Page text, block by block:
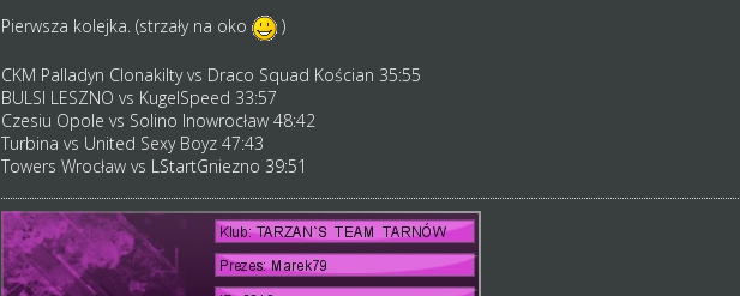
Pierwsza kolejka. (strzały na oko )
CKM Palladyn Clonakilty vs Draco Squad Kościan 35:55
BULSI LESZNO vs KugelSpeed 33:57
Czesiu Opole vs Solino Inowrocław 48:42
Turbina vs United Sexy Boyz 47:43
Towers Wrocław vs LStartGniezno 39:51